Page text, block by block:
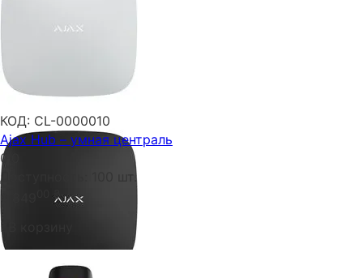
КОД: CL-0000010
Ajax Hub – умная централь
0.0
Доступность:
100 шт.
₴